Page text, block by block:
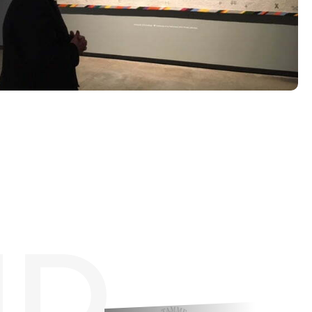
Tööpakkumised